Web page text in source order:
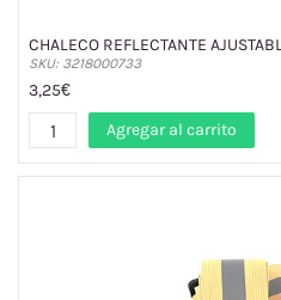
CHALECO REFLECTANTE
SKU: 3218000733
3,25€
Agregar al carrito